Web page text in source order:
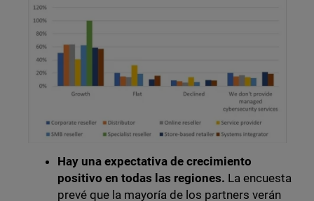
Hay una expectativa de crecimiento
positivo en todas las regiones. La encuesta
prevé que la mayoría de los partners verán